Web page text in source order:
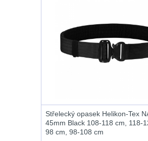
Horolezectvo6
Karabíny
Outdoorová obuv1
Střelecký opasek Helikon-Tex
45mm Black 108-118 cm, 118-
98 cm, 98-108 cm